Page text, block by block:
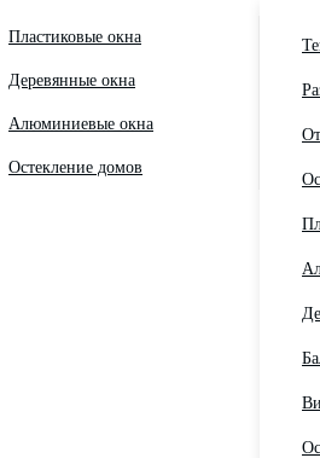
Пластиковые окна
Деревянные окна
Алюминиевые окна
Остекление домов